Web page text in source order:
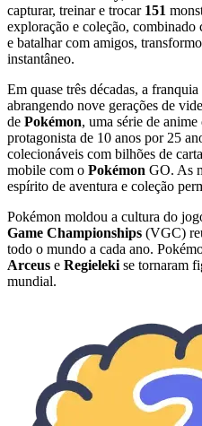
capturar, treinar e trocar 151
exploração e coleção,
e batalhar com amigos,
instantâneo.
Em quase três décadas, a
abrangendo nove gerações de
de Pokémon, uma série de
protagonista de 10 anos por 25
colecionáveis com bilhões de
mobile com o Pokémon GO. As
espírito de aventura e coleção
Pokémon moldou a cultura do
Game Championships (VGC)
todo o mundo a cada ano.
Arceus e Regieleki se tornaram
mundial.